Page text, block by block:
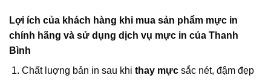
Lợi ích của khách hàng khi mua sản phẩm mực in
chính hãng và sử dụng dịch vụ mực in của Thanh
Bình
Chất luợng bản in sau khi thay mựcsắc nét, đậm đẹp